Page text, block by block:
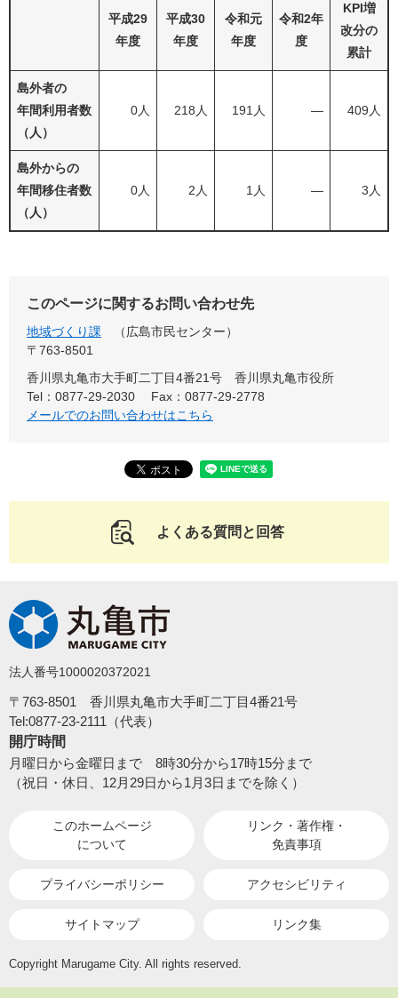
平成29
年度
平成30
年度
令和元
年度
令和2年
度
KPI増
改分の
累計
島外者の
年間利用者数
（人）
0人 218人 191人 ― 409人
島外からの
年間移住者数
（人）
0人 2人 1人 ― 3人
このページに関するお問い合わせ先
地域づくり課
広島市民センター
〒763-8501
香川県丸亀市大手町二丁目4番21号 香川県丸亀市役所
Tel：0877-29-2030
Fax：0877-29-2778
メールでのお問い合わせはこちら
よくある質問と回答
法人番号1000020372021
〒763-8501 香川県丸亀市大手町二丁目4番21号
Tel:0877-23-2111（代表）
開庁時間
月曜日から金曜日まで 8時30分から17時15分まで
（祝日・休日、12月29日から1月3日までを除く）
このホームページ
について
リンク・著作権・
免責事項
プライバシーポリシー アクセシビリティ
サイトマップ リンク集
Copyright Marugame City. All rights reserved.